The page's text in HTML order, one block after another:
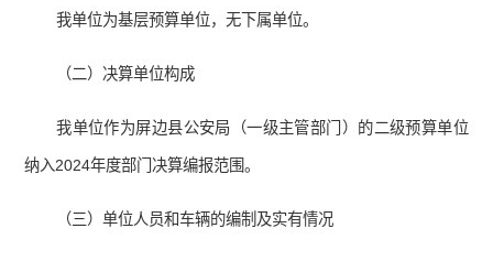
我单位为基层预算单位，无下属单位。
（二）决算单位构成
我单位作为屏边县公安局（一级主管部门）的二级预算单位
纳入2024年度部门决算编报范围。
（三）单位人员和车辆的编制及实有情况